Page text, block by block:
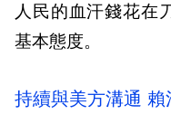
人民的血汗錢花在
基本態度。
持續與美方溝通